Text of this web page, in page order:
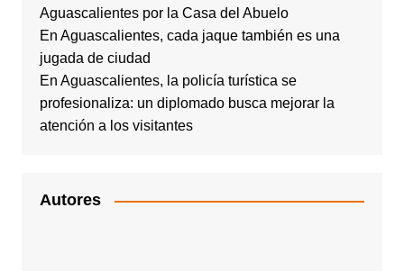
Aguascalientes por la Casa del Abuelo
En Aguascalientes, cada jaque también es una
jugada de ciudad
En Aguascalientes, la policía turística se
profesionaliza: un diplomado busca mejorar la
atención a los visitantes
Autores